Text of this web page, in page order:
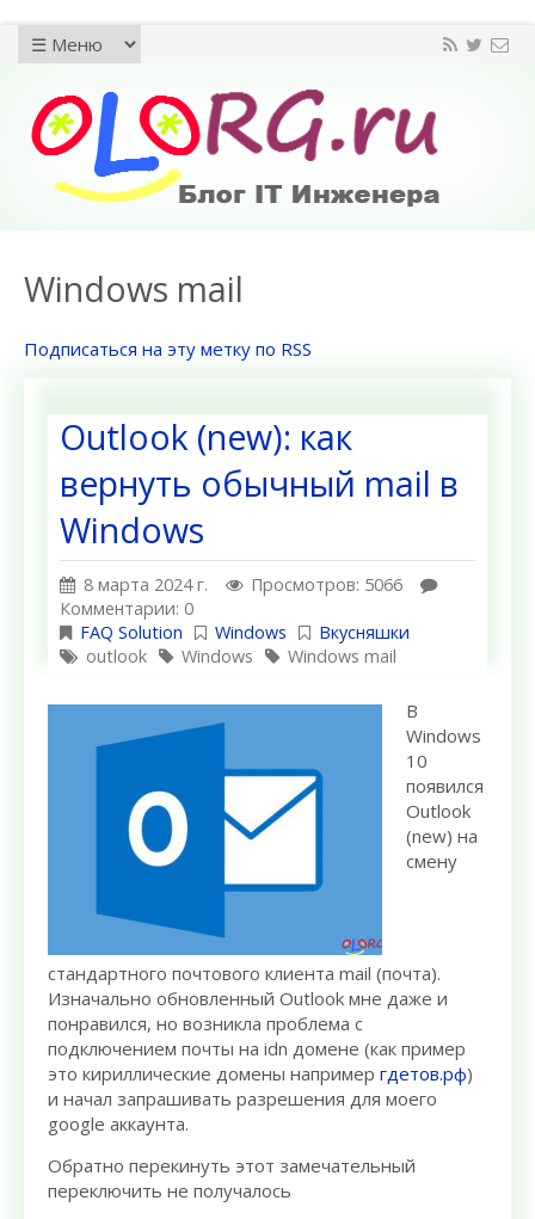
Windows mail
Подписаться на эту метку по RSS
Outlook (new): как
вернуть обычный mail в
Windows
8 марта 2024 г.
Просмотров: 5066
Комментарии: 0
FAQ Solution
Windows
Вкусняшки
outlook
Windows Windows mail
В
Windows
10
появился
Outlook
(new) на
смену
стандартного почтового клиента mail (почта).
Изначально обновленный Outlook мне даже и
понравился, но возникла проблема с
подключением почты на idn домене (как пример
это кириллические домены например гдетов.рф)
и начал запрашивать разрешения для моего
google аккаунта.
Обратно перекинуть этот замечательный
переключить не получалось